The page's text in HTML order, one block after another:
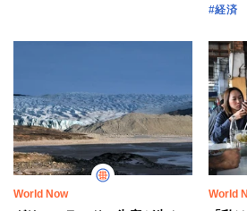
#経済
World Now World